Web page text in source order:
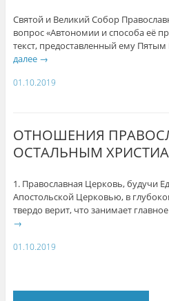
Святой и Великий Собор
вопрос «Автономии и способа её
текст, предоставленный ему
далее →
01.10.2019
ОТНОШЕНИЯ
ОСТАЛЬНЫМ
1. Православная Церковь, будучи
Апостольской Церковью, в
твердо верит, что занимает
→
01.10.2019